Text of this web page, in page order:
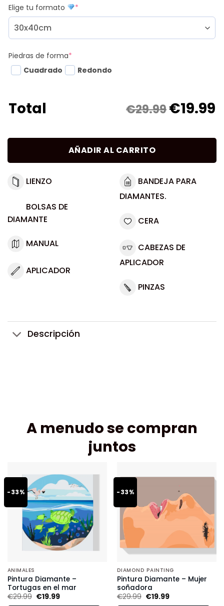
Elige tu formato *
Piedras de forma*
Cuadrado
Redondo
Total €29.99€19.99
AÑADIR AL CARRITO
LIENZO
BOLSAS DE
DIAMANTE
MANUAL
APLICADOR
BANDEJA PARA
DIAMANTES.
CERA
CABEZAS DE
APLICADOR
PINZAS
Descripción
A menudo se compran
juntos
-33%
ANIMALES
Pintura Diamante –
Tortugas en el mar
€29.99 €19.99
-33%
DIAMOND PAINTING
Pintura Diamante – Mujer
soñadora
€29.99 €19.99